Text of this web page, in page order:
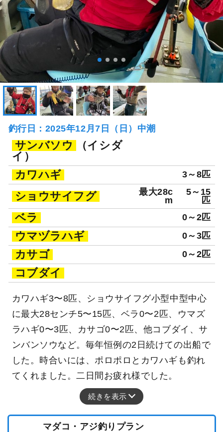
釣行日：2025年12月7日（日）中潮
サンバソウ
（イシダ
イ）
カワハギ
3～8匹
ショウサイフグ
最大28c
m
5～15
匹
ベラ 0～2匹
ウマヅラハギ 0～3匹
カサゴ 0～2匹
コブダイ
カワハギ3〜8匹、ショウサイフグ小型中型中心
に最大28センチ5〜15匹、ベラ0〜2匹、ウマズ
ラハギ0〜3匹、カサゴ0〜2匹、他コブダイ、サ
ンバンソウなど。毎年恒例の2日続けての出船で
した。時合いには、ポロポロとカワハギも釣れ
てくれました。二日間お疲れ様でした。
続きを表示
マダコ・アジ釣りプラン